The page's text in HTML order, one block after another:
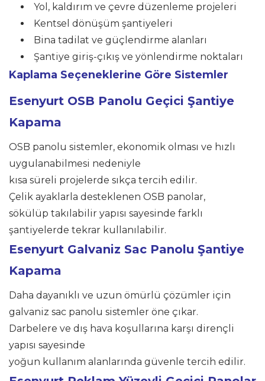
Yol, kaldırım ve çevre düzenleme projeleri
Kentsel dönüşüm şantiyeleri
Bina tadilat ve güçlendirme alanları
Şantiye giriş-çıkış ve yönlendirme noktaları
Kaplama Seçeneklerine Göre Sistemler
Esenyurt OSB Panolu Geçici Şantiye
Kapama
OSB panolu sistemler, ekonomik olması ve hızlı
uygulanabilmesi nedeniyle
kısa süreli projelerde sıkça tercih edilir.
Çelik ayaklarla desteklenen OSB panolar,
sökülüp takılabilir yapısı sayesinde farklı
şantiyelerde tekrar kullanılabilir.
Esenyurt Galvaniz Sac Panolu Şantiye
Kapama
Daha dayanıklı ve uzun ömürlü çözümler için
galvaniz sac panolu sistemler öne çıkar.
Darbelere ve dış hava koşullarına karşı dirençli
yapısı sayesinde
yoğun kullanım alanlarında güvenle tercih edilir.